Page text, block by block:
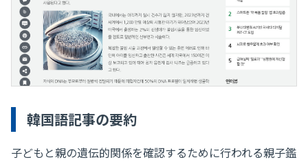
韓国語記事の要約
子どもと親の遺伝的関係を確認するために行われる親子鑑